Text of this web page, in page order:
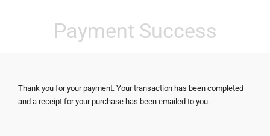
Payment Success
Thank you for your payment. Your transaction has been completed
and a receipt for your purchase has been emailed to you.